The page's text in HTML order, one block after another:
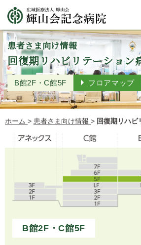
患者さま向け情報
回復期リハビリテーション
B館2F・C館5F フロアマップ
ホーム > 患者さま向け情報 > 回復期リハビ
B館2F・C館5F